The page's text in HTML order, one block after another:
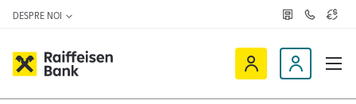
DESPRE NOI
R
a
C
c
C
s
v
R
D